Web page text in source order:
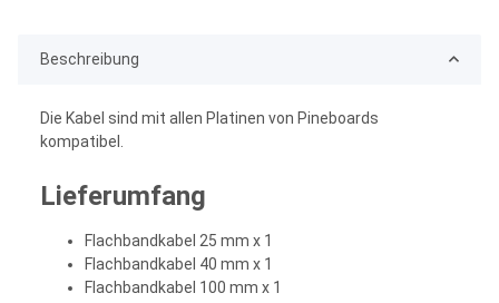
Beschreibung
Die Kabel sind mit allen Platinen von Pineboards
kompatibel.
Lieferumfang
Flachbandkabel 25 mm x 1
Flachbandkabel 40 mm x 1
Flachbandkabel 100 mm x 1